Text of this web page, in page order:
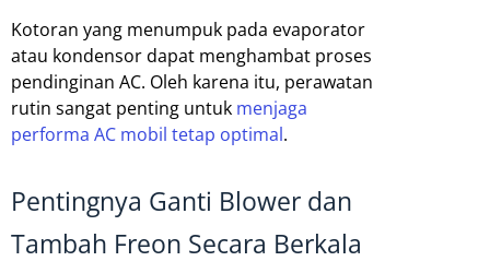
Kotoran yang menumpuk pada evaporator
atau kondensor dapat menghambat proses
pendinginan AC. Oleh karena itu, perawatan
rutin sangat penting untuk menjaga
performa AC mobil tetap optimal.
Pentingnya Ganti Blower dan
Tambah Freon Secara Berkala